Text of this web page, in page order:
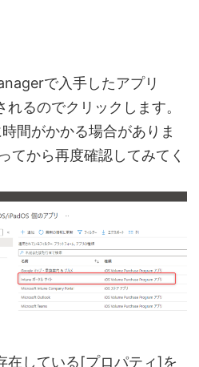
で入手したアプリ
るのでクリックします。
間がかかる場合がありま
てから再度確認してみてく
在している[プロパティ]を